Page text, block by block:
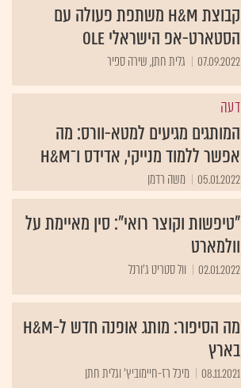
קבוצת H&M משתפת פעולה עם
הסטארט-אפ הישראלי Ole
07.09.2022 גלית חתן, שירה ספיר
דעה
המותגים מגיעים למטא-וורס: מה
אפשר ללמוד מנייקי, אדידס ו־H&M
05.01.2022 משה רדמן
"טיפשות וקוצר רואי": סין מאיימת על
וולמארט
02.01.2022 וול סטריט ג'ורנל
מה הסיפור: מותג אופנה חדש ל-H&M
בארץ
08.11.2021 מיכל רז-חיימוביץ' וגלית חתן